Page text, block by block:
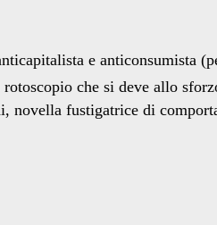
e anticonsumista
rotoscopio che si deve allo
novella fustigatrice di